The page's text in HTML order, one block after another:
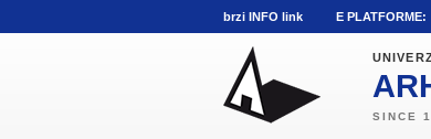
brzi INFO link E PLATFORME: